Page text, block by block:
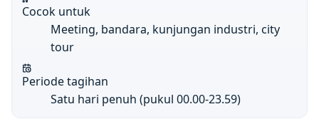
Cocok untuk
Meeting, bandara, kunjungan industri, city
tour
Periode tagihan
Satu hari penuh (pukul 00.00-23.59)